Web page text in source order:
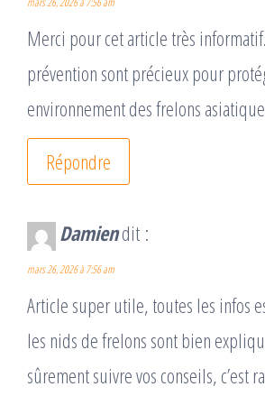
Merci pour cet article très
prévention sont précieux pour
environnement des frelons
Répondre
Damiendit :
mars 26, 2026 à 7:56 am
Article super utile, toutes les infos
les nids de frelons sont bien
sûrement suivre vos conseils, c’est